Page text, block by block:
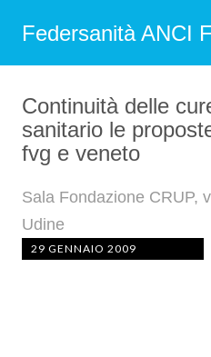
Federsanità ANCI
Continuità delle
sanitario le
fvg e veneto
Sala Fondazione CRUP,
Udine
29 GENNAIO 2009